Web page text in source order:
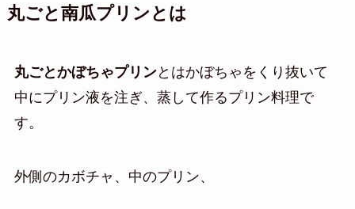
丸ごと南瓜プリンとは
丸ごとかぼちゃプリンとはかぼちゃをくり抜いて
中にプリン液を注ぎ、蒸して作るプリン料理で
す。
外側のカボチャ、中のプリン、